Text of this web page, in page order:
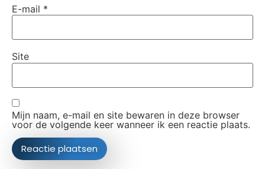
E-mail *
Site
Mijn naam, e-mail en site bewaren in deze browser
voor de volgende keer wanneer ik een reactie plaats.